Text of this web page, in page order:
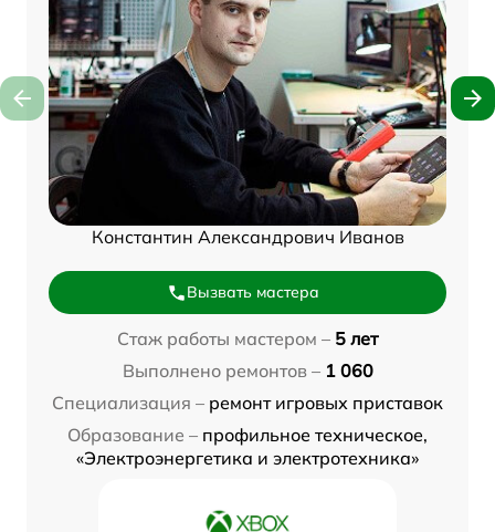
Константин Александрович Иванов
Вызвать мастера
Стаж работы мастером – 5 лет
Выполнено ремонтов – 1 060
Специализация – ремонт игровых приставок
Образование – профильное техническое,
«Электроэнергетика и электротехника»